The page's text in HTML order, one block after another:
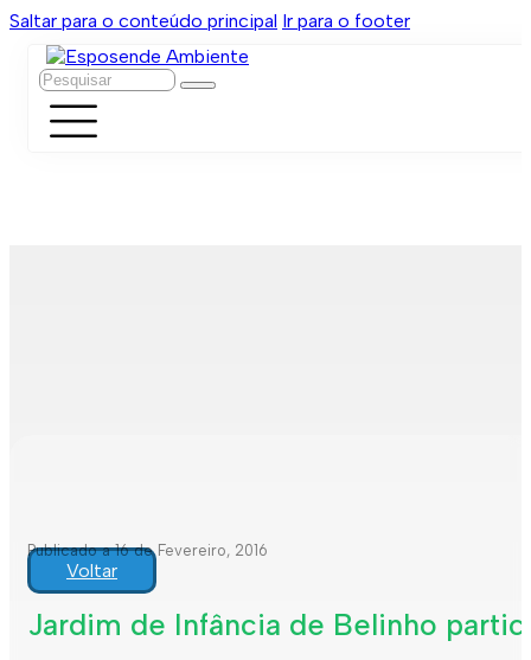
Saltar para o conteúdo principal Ir para o footer
Pesquisar
Publicado a 16 de Fevereiro, 2016
Voltar
Jardim de Infância de Belinho